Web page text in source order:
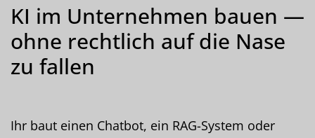
KI im Unternehmen bauen —
ohne rechtlich auf die Nase
zu fallen
Ihr baut einen Chatbot, ein RAG-System oder